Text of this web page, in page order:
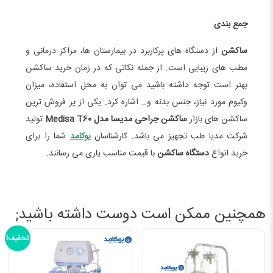
جمع بندی
ساکشن از دستگاه های پرکاربرد در بیمارستان ها، مراکز درمانی و
مطب های زیبایی است. از جمله نکاتی که در زمان خرید ساکشن
بهتر است توجه داشته باشید می توان به محل استفاده، میزان
وکیوم مورد نیاز، جنس بدنه و… اشاره کرد. یکی از پر فروش ترین
ساکشن های بازارساکشن جراحی مدیسا مدل Medisa T60
تولید
شرکت مدیا طب تجهیز می باشد. کارشناسان یوکامدشما را برای
خرید انواعدستگاه ساکشنبا قیمت مناسب یاری می رسانند.
همچنین ممکن است دوست داشته باشید;
تخفیف!